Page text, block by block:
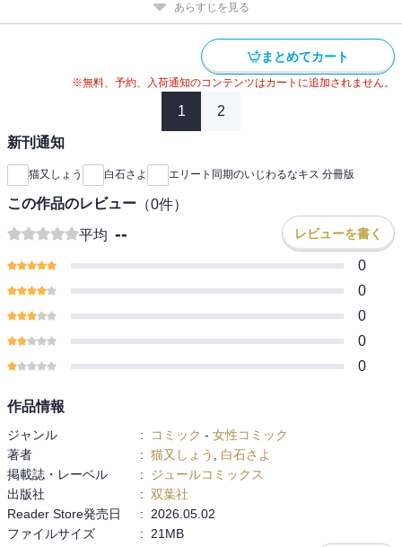
あらすじを見る
まとめてカート
※無料、予約、入荷通知のコンテンツはカートに追加されません。
1 2
新刊通知
猫又しょう 白石さよ エリート同期のいじわるなキス 分冊版
この作品のレビュー （0件）
平均 -- レビューを書く
0
0
0
0
0
作品情報
ジャンル : コミック - 女性コミック
著者
: 猫又しょう
白石さよ
掲載誌・レーベル
:
ジュールコミックス
出版社
: 双葉社
Reader Store発売日
:
2026.05.02
ファイルサイズ
: 21MB